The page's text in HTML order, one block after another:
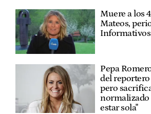
Muere a los
Mateos,
Informativos
Pepa
del
pero
normalizado
estar sola"